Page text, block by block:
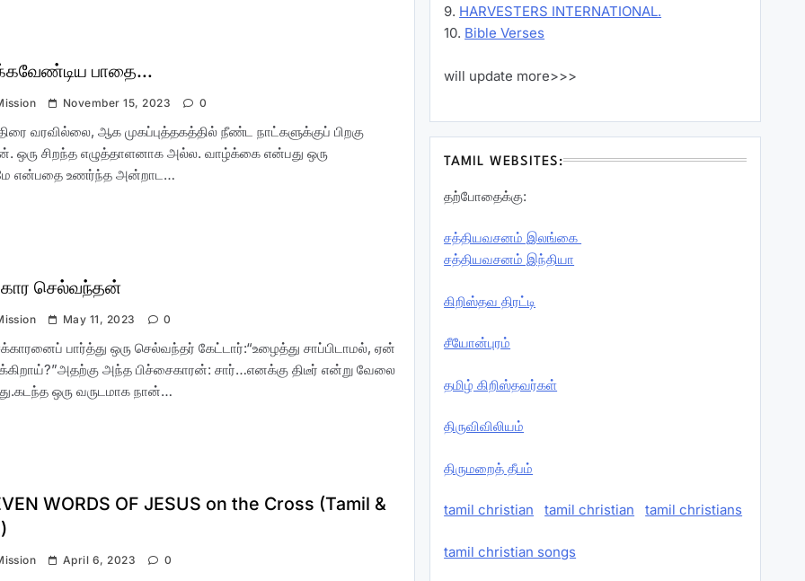
பாதை…
November 15, 2023 0
வரவில்லை, ஆக முகப்புத்தகத்தில் நீண்ட நாட்களுக்குப் பிறகு
ஒரு சிறந்த எழுத்தாளனாக அல்ல. வாழ்க்கை என்பது ஒரு
என்பதை உணர்ந்த அன்றாட…
செல்வந்தன்
May 11, 2023 0
பார்த்து ஒரு செல்வந்தர் கேட்டார்:“உழைத்து சாப்பிடாமல், ஏன்
அந்த பிச்சைகாரன்: சார்…எனக்கு திடீர் என்று வேலை
ஒரு வருடமாக நான்…
WORDS OF JESUS on the Cross (Tamil &
April 6, 2023 0
9. HARVESTERS INTERNATIONAL.
10. Bible Verses
will update more>>>
TAMIL WEBSITES:
தற்போதைக்கு:
சத்தியவசனம் இலங்கை
சத்தியவசனம் இந்தியா
கிறிஸ்தவ திரட்டி
சீயோன்புரம்
தமிழ் கிறிஸ்தவர்கள்
திருவிவிலியம்
திருமறைத் தீபம்
tamil christian tamil christian tamil christians
tamil christian songs